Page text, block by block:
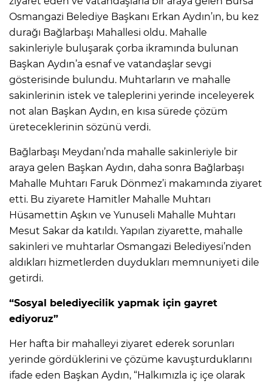
Osmangazi Belediye Başkanı Erkan Aydın’ın, bu kez
durağı Bağlarbaşı Mahallesi oldu. Mahalle
sakinleriyle buluşarak çorba ikramında bulunan
Başkan Aydın’a esnaf ve vatandaşlar sevgi
gösterisinde bulundu. Muhtarların ve mahalle
sakinlerinin istek ve taleplerini yerinde inceleyerek
not alan Başkan Aydın, en kısa sürede çözüm
üreteceklerinin sözünü verdi.
Bağlarbaşı Meydanı’nda mahalle sakinleriyle bir
araya gelen Başkan Aydın, daha sonra Bağlarbaşı
Mahalle Muhtarı Faruk Dönmez’i makamında ziyaret
etti. Bu ziyarete Hamitler Mahalle Muhtarı
Hüsamettin Aşkın ve Yunuseli Mahalle Muhtarı
Mesut Sakar da katıldı. Yapılan ziyarette, mahalle
sakinleri ve muhtarlar Osmangazi Belediyesi’nden
aldıkları hizmetlerden duydukları memnuniyeti dile
getirdi.
“Sosyal belediyecilik yapmak için gayret
ediyoruz”
Her hafta bir mahalleyi ziyaret ederek sorunları
yerinde gördüklerini ve çözüme kavuşturduklarını
ifade eden Başkan Aydın, “Halkımızla iç içe olarak